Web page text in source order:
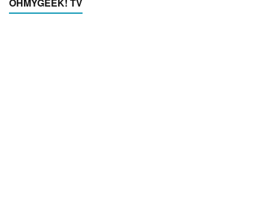
OHMYGEEK! TV